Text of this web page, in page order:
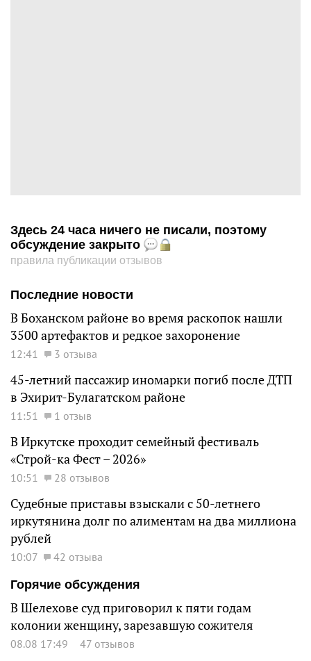
Здесь 24 часа ничего не писали, поэтому
обсуждение закрыто
правила публикации отзывов
Последние новости
В Боханском районе во время раскопок нашли
3500 артефактов и редкое захоронение
12:41 3 отзыва
45-летний пассажир иномарки погиб после ДТП
в Эхирит-Булагатском районе
11:51 1 отзыв
В Иркутске проходит семейный фестиваль
«Строй-ка Фест – 2026»
10:51 28 отзывов
Судебные приставы взыскали с 50-летнего
иркутянина долг по алиментам на два миллиона
рублей
10:07
42 отзыва
Горячие обсуждения
В Шелехове суд приговорил к пяти годам
колонии женщину, зарезавшую сожителя
08.08 17:49 47 отзывов